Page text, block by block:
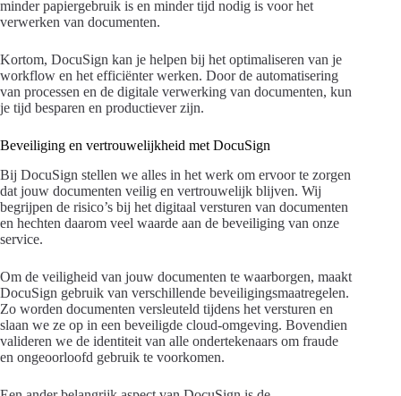
minder papiergebruik is en minder tijd nodig is voor het
verwerken van documenten.
Kortom, DocuSign kan je helpen bij het optimaliseren van je
workflow en het efficiënter werken. Door de automatisering
van processen en de digitale verwerking van documenten, kun
je tijd besparen en productiever zijn.
Beveiliging en vertrouwelijkheid met DocuSign
Bij DocuSign stellen we alles in het werk om ervoor te zorgen
dat jouw documenten veilig en vertrouwelijk blijven. Wij
begrijpen de risico’s bij het digitaal versturen van documenten
en hechten daarom veel waarde aan de beveiliging van onze
service.
Om de veiligheid van jouw documenten te waarborgen, maakt
DocuSign gebruik van verschillende beveiligingsmaatregelen.
Zo worden documenten versleuteld tijdens het versturen en
slaan we ze op in een beveiligde cloud-omgeving. Bovendien
valideren we de identiteit van alle ondertekenaars om fraude
en ongeoorloofd gebruik te voorkomen.